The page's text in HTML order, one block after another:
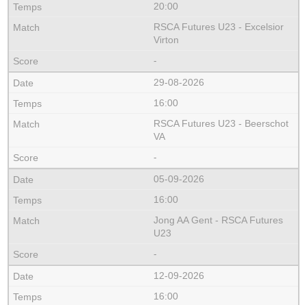
20:00
RSCA Futures U23 - Excelsior
Virton
-
29-08-2026
16:00
RSCA Futures U23 - Beerschot
VA
-
05-09-2026
16:00
Jong AA Gent - RSCA Futures
U23
-
12-09-2026
16:00